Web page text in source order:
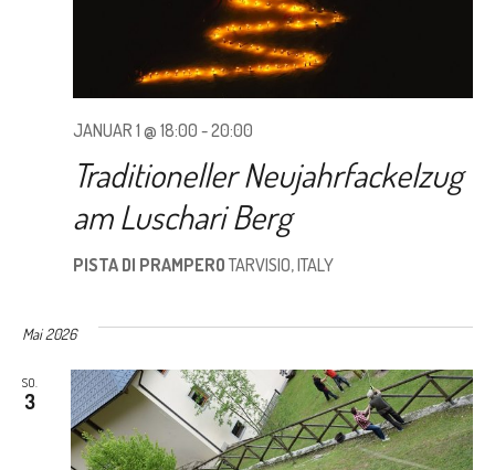
Traditioneller Neujahrfackelzug
am Luschari Berg
JANUAR 1 @ 18:00 -20:00
PISTA DI PRAMPEROTARVISIO, ITALY
Mai 2026
SO.
3